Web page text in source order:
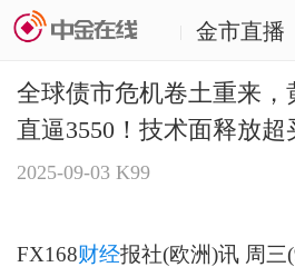
金市直播
全球债市危机卷土重来，
直逼3550！技术面释放超
2025-09-03 K99
FX168财经报社(欧洲)讯 周三